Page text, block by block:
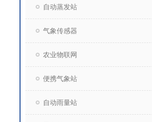
自动蒸发站
气象传感器
农业物联网
便携气象站
自动雨量站